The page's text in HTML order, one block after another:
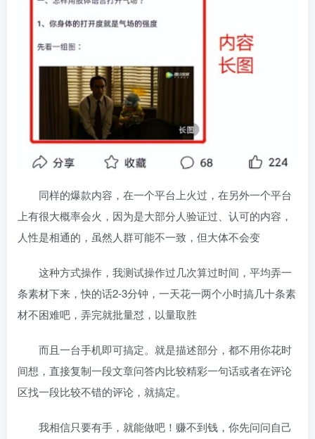
同样的爆款内容，在一个平台上火过，在另外一个平台
上有很大概率会火，因为是大部分人验证过、认可的内容，
人性是相通的，虽然人群可能不一致，但大体不会变
这种方式操作，我测试操作过几次算过时间，平均弄一
条素材下来，快的话2-3分钟，一天花一两个小时搞几十条素
材不困难吧，弄完就批量怼，以量取胜
而且一台手机即可搞定。就是描述部分，都不用你花时
间想，直接复制一段文章问答内比较精彩一句话或者在评论
区找一段比较不错的评论，就搞定。
我相信只要有手，就能做吧！赚不到钱，你先问问自己